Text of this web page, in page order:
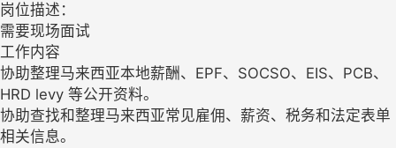
岗位描述：
需要现场面试
工作内容
协助整理马来西亚本地薪酬、EPF、SOCSO、EIS、PCB、
HRD levy 等公开资料。
协助查找和整理马来西亚常见雇佣、薪资、税务和法定表单
相关信息。